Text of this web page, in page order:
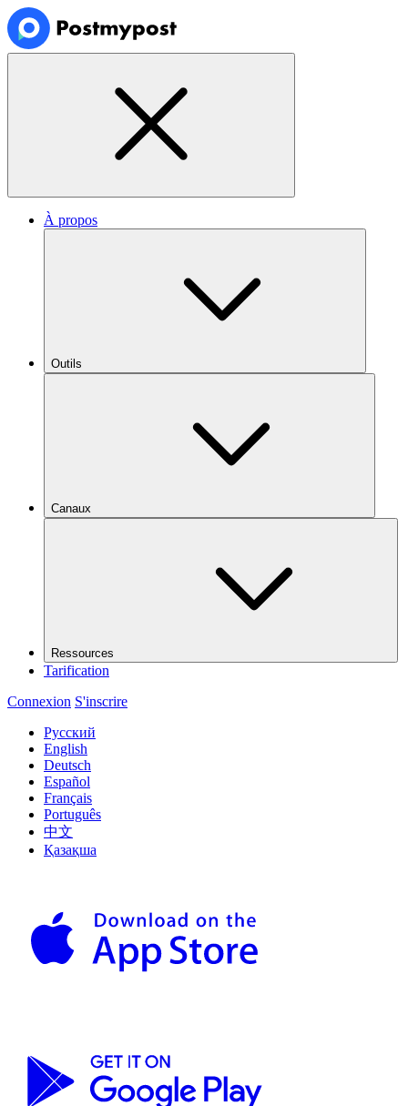
À propos
Outils
Canaux
Ressources
Tarification
Connexion S'inscrire
Русский
English
Deutsch
Español
Français
Português
中文
Қазақша